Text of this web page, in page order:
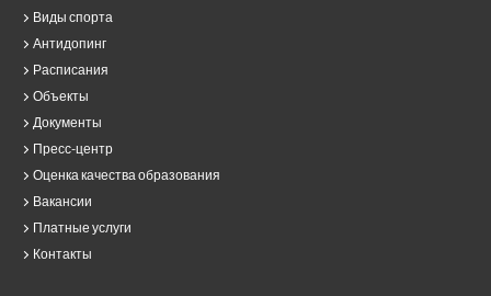
Виды спорта
Антидопинг
Расписания
Объекты
Документы
Пресс-центр
Оценка качества образования
Вакансии
Платные услуги
Контакты